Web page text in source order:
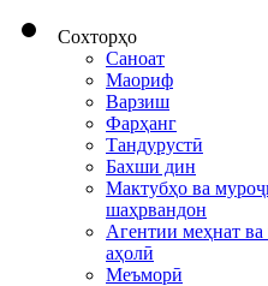
Сохторҳо
Саноат
Маориф
Варзиш
Фарҳанг
Тандурустӣ
Бахши дин
Мактубҳо ва
шаҳрвандон
Агентии меҳнат
аҳолӣ
Меъморӣ